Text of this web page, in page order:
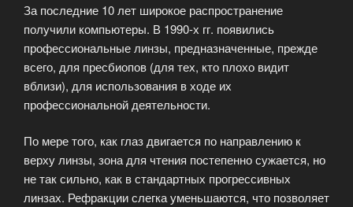
За последние 10 лет широкое распространение
получили компьютеры. В 1990-х гг. появились
профессиональные линзы, предназначенные, прежде
всего, для пресбиопов (для тех, кто плохо видит
вблизи), для использования в ходе их
профессиональной деятельности.
По мере того, как глаз двигается по направлению к
верху линзы, зона для чтения постепенно сужается, но
не так сильно, как в стандартных прогрессивных
линзах. Рефракции слегка уменьшаются, что позволяет